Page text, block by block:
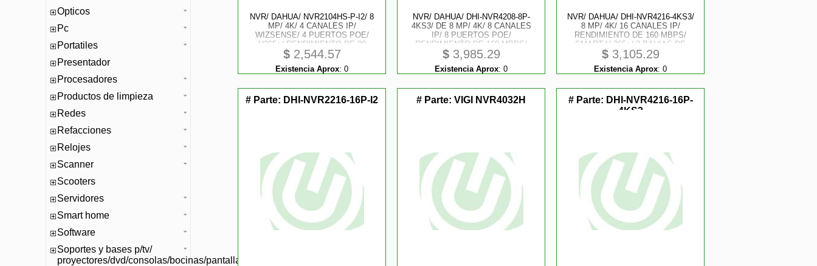
Opticos
Pc
Portatiles
Presentador
Procesadores
Productos de limpieza
Redes
Refacciones
Relojes
Scanner
Scooters
Servidores
Smart home
Software
Soportes y bases p/tv/
proyectores/dvd/consolas/bocinas/pantallas/monotores
NVR/ DAHUA/ NVR2104HS-P-I2/ 8
MP/ 4K/ 4 CANALES IP/
WIZSENSE/ 4 PUERTOS POE/
H265+/ RENDIMIENTO DE 80
MBPS/ HDMI Y VGA/ 1 CH DE
RECONOCIMIENTO FACIAL/
PROTECCION PERIMETRAL/ SMD
$2,544.57
Existencia Aprox: 0
NVR/ DAHUA/ DHI-NVR4208-8P-
4KS3/ DE 8 MP/ 4K/ 8 CANALES
IP/ 8 PUERTOS POE/
RENDIMIENTO DE 160 MBPS/
H.265+/ 2 BAHIAS HDD / SOPORTA
CAMARAS WIZSENSE/ HDMI 4K
AND VGA/ 4 CAN. SMD PLUS/ E
$3,985.29
Existencia Aprox: 0
NVR/ DAHUA/ DHI-NVR4216-4KS3/
8 MP/ 4K/ 16 CANALES IP/
RENDIMIENTO DE 160 MBPS/
SMART H.265+/ 2 BAHIAS DE
DISCOS DUROS/ 4 AND 2 E AND S
DE ALARMAS/ HDMI AND VGA/
SOPORTA CAMARAS WIZSENSE/
$3,105.29
Existencia Aprox: 0
# Parte: DHI-NVR2216-16P-I2 # Parte:VIGI NVR4032H # Parte: DHI-NVR4216-16P-
4KS3